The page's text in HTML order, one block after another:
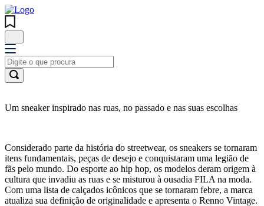
Um sneaker inspirado nas ruas, no passado e nas suas escolhas
Considerado parte da história do streetwear, os sneakers se tornaram
itens fundamentais, peças de desejo e conquistaram uma legião de
fãs pelo mundo. Do esporte ao hip hop, os modelos deram origem à
cultura que invadiu as ruas e se misturou à ousadia FILA na moda.
Com uma lista de calçados icônicos que se tornaram febre, a marca
atualiza sua definição de originalidade e apresenta o Renno Vintage.